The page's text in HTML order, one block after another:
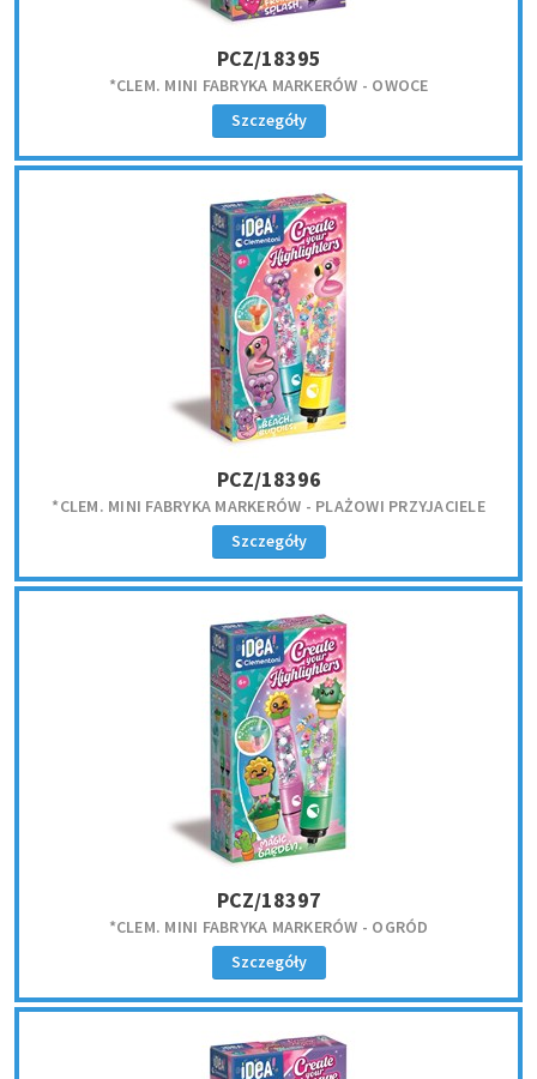
PCZ/18395
*CLEM. MINI FABRYKA MARKERÓW - OWOCE
Szczegóły
PCZ/18396
*CLEM. MINI FABRYKA MARKERÓW - PLAŻOWI PRZYJACIELE
Szczegóły
PCZ/18397
*CLEM. MINI FABRYKA MARKERÓW - OGRÓD
Szczegóły